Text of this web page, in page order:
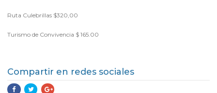
Ruta Culebrillas $320,00
Turismo de Convivencia $ 165.00
Compartir en redes sociales